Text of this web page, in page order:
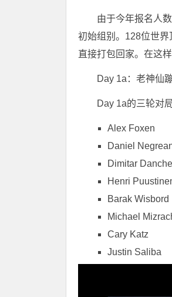
由于今年报名人
初始组别。128位世
直接打包回家。在这
Day 1a：老神仙
Day 1a的三轮对
Alex Foxen
Daniel
Dimitar
Henri
Barak Wisbord
Michael
Cary Katz
Justin Saliba